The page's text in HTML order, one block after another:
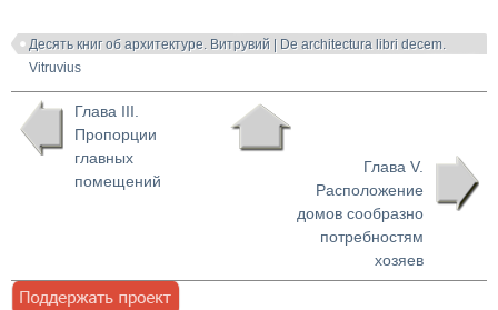
Десять книг об архитектуре. Витрувий | De architectura libri decem.
Vitruvius
Глава III.
Пропорции
главных
помещений
Глава V.
Расположение
домов сообразно
потребностям
хозяев